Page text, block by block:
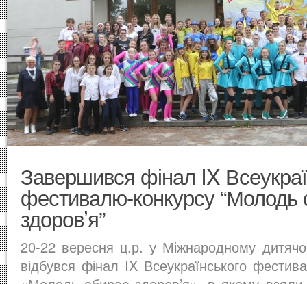
Завершився фінал IX
фестивалю-конкурсу “Молодь
здоров’я”
20-22 вересня ц.р. у Міжнародному
відбувся фінал IX Всеукраїнського